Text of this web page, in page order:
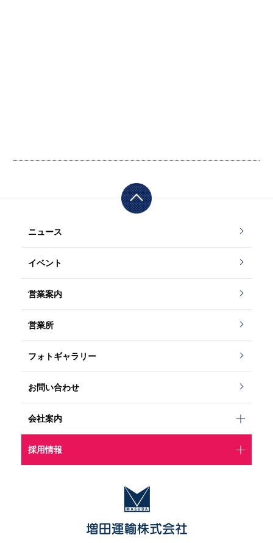
ニュース
イベント
営業案内
営業所
フォトギャラリー
お問い合わせ
会社案内
採用情報